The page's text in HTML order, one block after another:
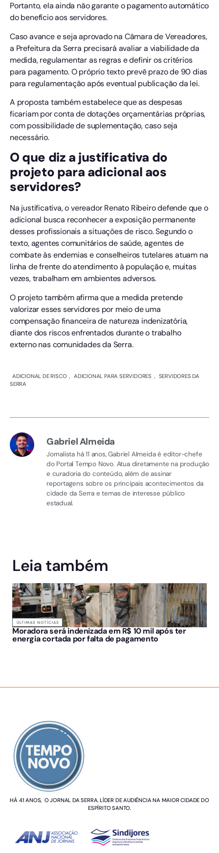
Portanto, ela ainda não garante o pagamento automático
do benefício aos servidores.
Caso avance e seja aprovado na Câmara de Vereadores,
a Prefeitura da Serra precisará avaliar a viabilidade da
medida, regulamentar as regras e definir os critérios
para pagamento. O próprio texto prevê prazo de 90 dias
para regulamentação após eventual publicação da lei.
A proposta também estabelece que as despesas
ficariam por conta de dotações orçamentárias próprias,
com possibilidade de suplementação, caso seja
necessário.
O que diz a justificativa do
projeto para adicional aos
servidores?
Na justificativa, o vereador Renato Ribeiro defende que o
adicional busca reconhecer a exposição permanente
desses profissionais a situações de risco. Segundo o
texto, agentes comunitários de saúde, agentes de
combate às endemias e conselheiros tutelares atuam na
linha de frente do atendimento à população e, muitas
vezes, trabalham em ambientes adversos.
O projeto também afirma que a medida pretende
valorizar esses servidores por meio de uma
compensação financeira de natureza indenizatória,
diante dos riscos enfrentados durante o trabalho
externo nas comunidades da Serra.
ADICIONAL DE RISCO , ADICIONAL PARA SERVIDORES , SERVIDORES DA
SERRA
Gabriel Almeida
Jornalista há 11 anos, Gabriel Almeida é editor-chefe
do Portal Tempo Novo. Atua diretamente na produção
e curadoria do conteúdo, além de assinar
reportagens sobre os principais acontecimentos da
cidade da Serra e temas de interesse público
estadual.
Leia também
ÚLTIMAS NOTÍCIAS
Moradora será indenizada em R$ 10 mil após ter
energia cortada por falta de pagamento
HÁ 41 ANOS, O JORNAL DA SERRA. LÍDER DE AUDIÊNCIA NA MAIOR CIDADE DO
ESPÍRITO SANTO.